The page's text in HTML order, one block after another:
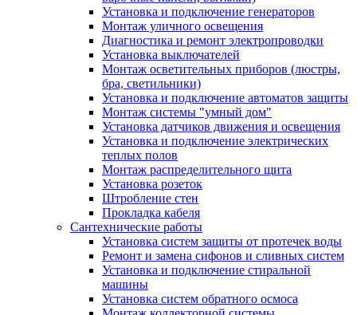
Установка и подключение генераторов
Монтаж уличного освещения
Диагностика и ремонт электропроводки
Установка выключателей
Монтаж осветительных приборов (люстры,
бра, светильники)
Установка и подключение автоматов защиты
Монтаж системы "умный дом"
Установка датчиков движения и освещения
Установка и подключение электрических
теплых полов
Монтаж распределительного щита
Установка розеток
Штробление стен
Прокладка кабеля
Сантехнические работы
Установка систем защиты от протечек воды
Ремонт и замена сифонов и сливных систем
Установка и подключение стиральной
машины
Установка систем обратного осмоса